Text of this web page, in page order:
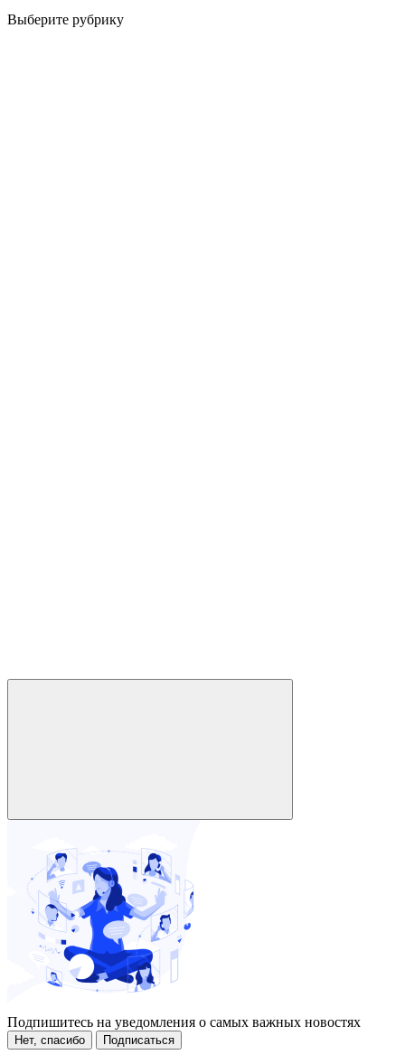
Выберите рубрику
Подпишитесь на уведомления о самых важных новостях
Нет, спасибо Подписаться